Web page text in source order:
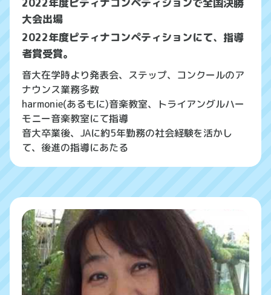
大会出場
2022年度ピティナコンペティションにて、指導
者賞受賞。
音大在学時より発表会、ステップ、コンクールのア
ナウンス業務多数
harmonie(あるもに)音楽教室、トライアングルハー
モニー音楽教室にて指導
音大卒業後、JAに約5年勤務の社会経験を活かし
て、後進の指導にあたる